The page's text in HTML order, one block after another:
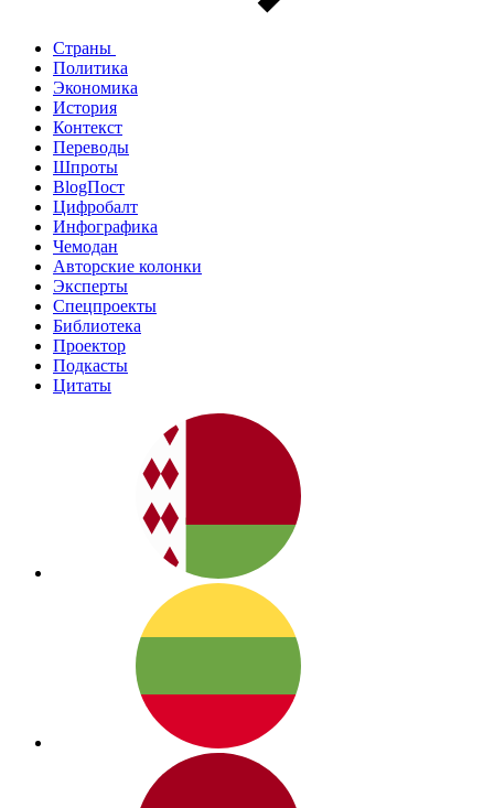
Страны
Политика
Экономика
История
Контекст
Переводы
Шпроты
BlogПост
Цифробалт
Инфографика
Чемодан
Авторские колонки
Эксперты
Спецпроекты
Библиотека
Проектор
Подкасты
Цитаты